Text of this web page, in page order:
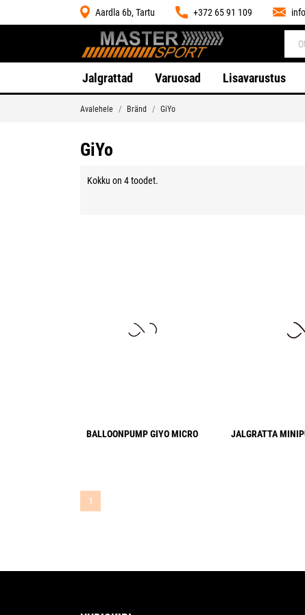
Aardla 6b, Tartu +372 65 91 109
Jalgrattad Varuosad Lisavarustus
Avalehele Bränd GiYo
GiYo
Kokku on 4 toodet.
BALLOONPUMP GIYO MICRO JALGRATTA
1